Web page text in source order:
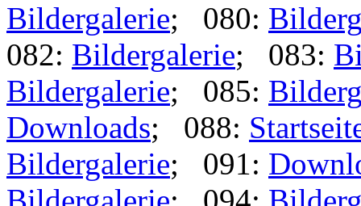
Bildergalerie; 080:
082: Bildergalerie; 083:
Bildergalerie; 085:
Downloads; 088:
Bildergalerie; 091: